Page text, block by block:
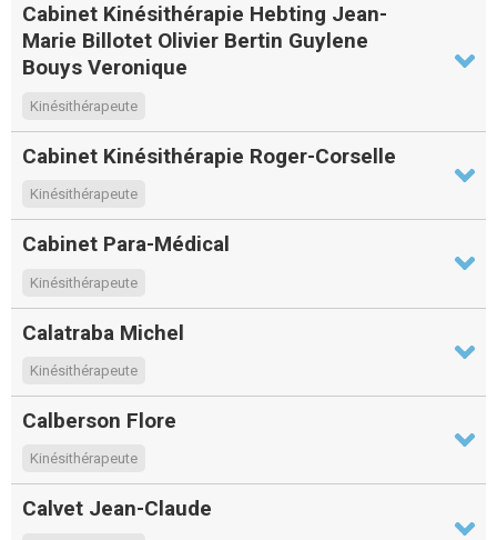
Cabinet Kinésithérapie Hebting Jean-
Marie Billotet Olivier Bertin Guylene
Bouys Veronique
Kinésithérapeute
Cabinet Kinésithérapie Roger-Corselle
Kinésithérapeute
Cabinet Para-Médical
Kinésithérapeute
Calatraba Michel
Kinésithérapeute
Calberson Flore
Kinésithérapeute
Calvet Jean-Claude